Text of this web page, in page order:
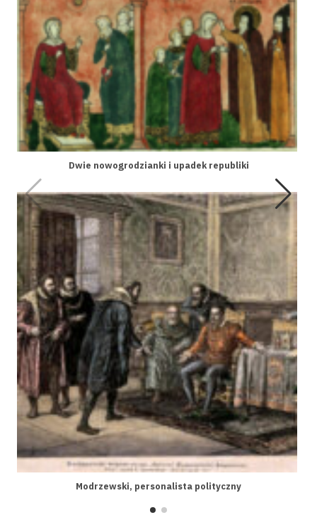
Dwie nowogrodzianki i upadek republiki
Modrzewski, personalista polityczny